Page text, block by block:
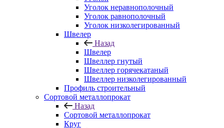
Уголок неравнополочный
Уголок равнополочный
Уголок низколегированный
Швелер
Назад
Швелер
Швеллер гнутый
Швеллер горячекатаный
Швеллер низколегированный
Профиль строительный
Сортовой металлопрокат
Назад
Сортовой металлопрокат
Круг